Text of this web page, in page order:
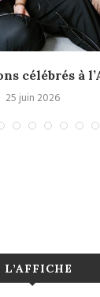
célébrés à
25 juin 2026
L’AFFICHE